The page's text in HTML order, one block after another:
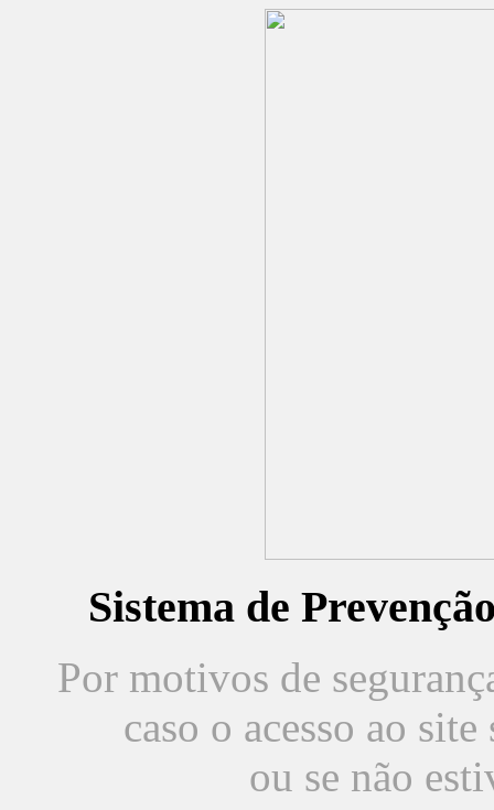
Sistema de
Por motivos de
caso o acesso ao
ou se não